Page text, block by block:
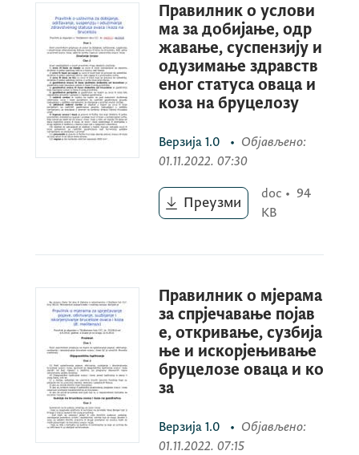
Правилник о услови
ма за добијање, одр
жавање, суспензију и
одузимање здравств
еног статуса оваца и
коза на бруцелозу
Верзија 1.0 • Објављено:
01.11.2022. 07:30
Преузми
doc • 94
KB
Правилник о мјерама
за спрјечавање појав
е, откривање, сузбија
ње и искорјењивање
бруцелозе оваца и ко
за
Верзија 1.0 • Објављено:
01.11.2022. 07:15